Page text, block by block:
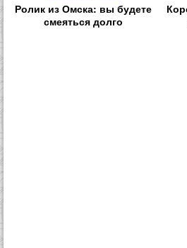
Ролик из Омска: вы будете
смеяться долго